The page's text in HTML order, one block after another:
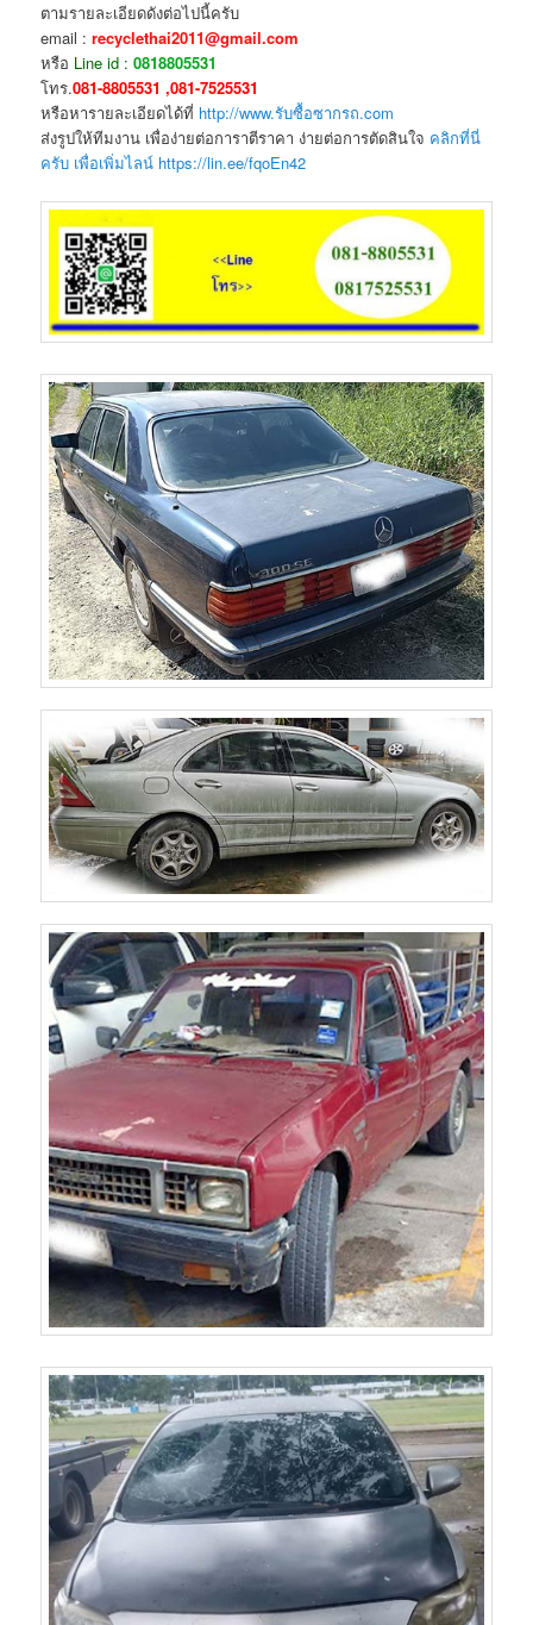
ตามรายละเอียดดังต่อไปนี้ครับ
email :recyclethai2011@gmail.com
หรือ Line id :0818805531
โทร.081-8805531 ,081-7525531
หรือหารายละเอียดได้ที่ http://www.รับซื้อซากรถ.com
ส่งรูปให้ทีมงาน เพื่อง่ายต่อการาตีราคา ง่ายต่อการตัดสินใจ คลิกที่นี่
ครับ เพื่อเพิ่มไลน์ https://lin.ee/fqoEn42